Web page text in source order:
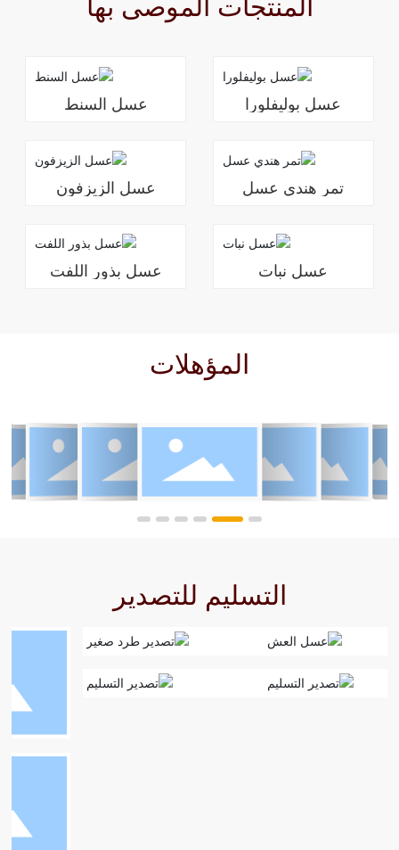
المنتجات الموصى بها
عسل بوليفلورا عسل السنط
تمر هندي عسل عسل الزيزفون
عسل نبات عسل بذور اللفت
المؤهلات
التسليم للتصدير